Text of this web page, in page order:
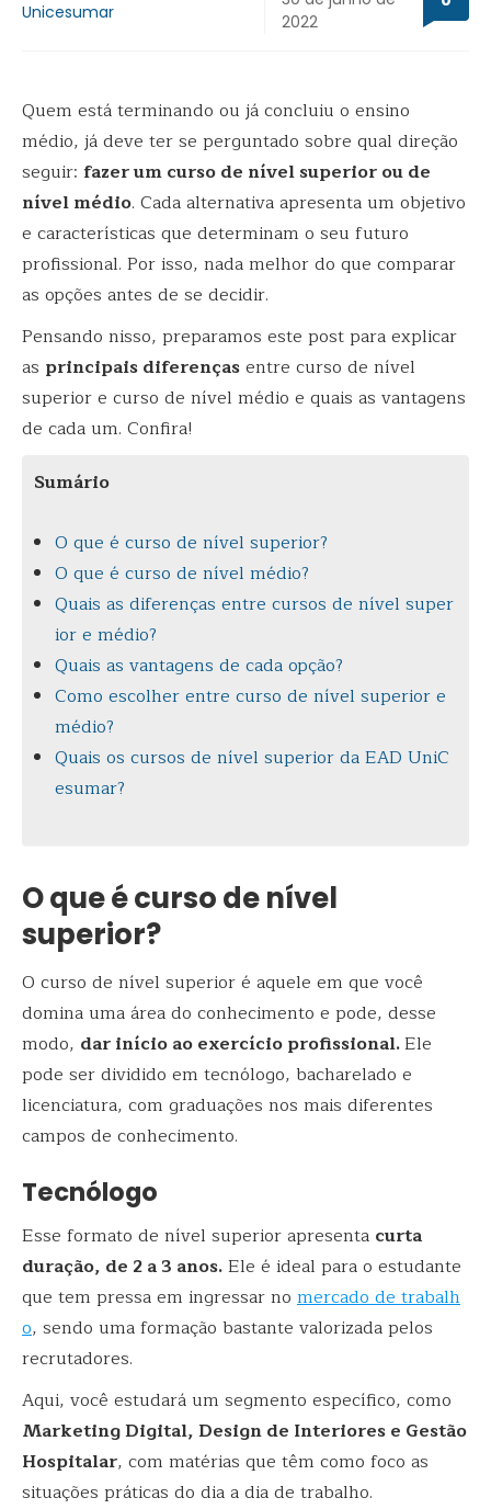
Unicesumar
2022
Quem está terminando ou já concluiu o ensino
médio, já deve ter se perguntado sobre qual direção
seguir: fazer um curso de nível superior ou de
nível médio. Cada alternativa apresenta um objetivo
e características que determinam o seu futuro
profissional. Por isso, nada melhor do que comparar
as opções antes de se decidir.
Pensando nisso, preparamos este post para explicar
as principais diferençasentre curso de nível
superior e curso de nível médio e quais as vantagens
de cada um. Confira!
Sumário
O que é curso de nível superior?
O que é curso de nível médio?
Quais as diferenças entre cursos de nível super
ior e médio?
Quais as vantagens de cada opção?
Como escolher entre curso de nível superior e
médio?
Quais os cursos de nível superior da EAD UniC
esumar?
O que é curso de nível
superior?
O curso de nível superior é aquele em que você
domina uma área do conhecimento e pode, desse
modo, dar início ao exercício profissional.Ele
pode ser dividido em tecnólogo, bacharelado e
licenciatura, com graduações nos mais diferentes
campos de conhecimento.
Tecnólogo
Esse formato de nível superior apresenta curta
duração, de 2 a 3 anos.Ele é ideal para o estudante
que tem pressa em ingressar no mercado de trabalh
o, sendo uma formação bastante valorizada pelos
recrutadores.
Aqui, você estudará um segmento específico, como
Marketing Digital, Design de Interiores e Gestão
Hospitalar, com matérias que têm como foco as
situações práticas do dia a dia de trabalho.